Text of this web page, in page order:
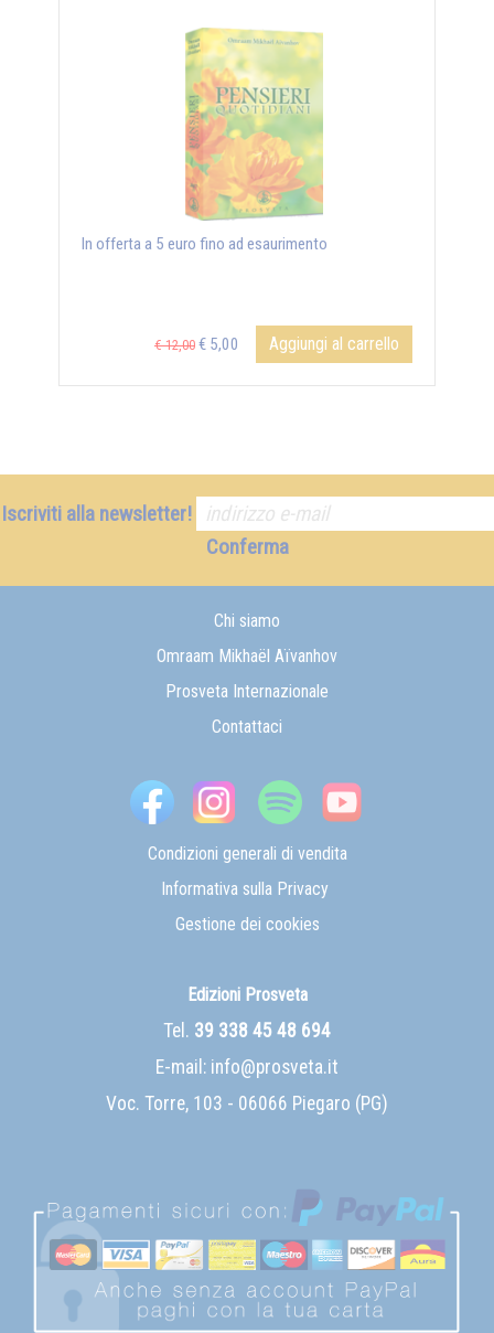
In offerta a 5 euro fino ad esaurimento
€ 12,00 € 5,00 Aggiungi al carrello
Iscriviti alla newsletter!
Conferma
Chi siamo
Omraam Mikhaël Aïvanhov
Prosveta Internazionale
Contattaci
Condizioni generali di vendita
Informativa sulla Privacy
Gestione dei cookies
Edizioni Prosveta
Tel. 39 338 45 48 694
E-mail: info@prosveta.it
Voc. Torre, 103 - 06066 Piegaro (PG)